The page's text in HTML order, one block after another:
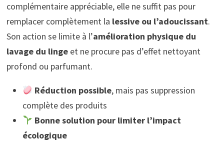
complémentaire appréciable, elle ne suffit pas pour
remplacer complètement la lessive ou l’adoucissant.
Son action se limite à l’amélioration physique du
lavage du lingeet ne procure pas d’effet nettoyant
profond ou parfumant.
Réduction possible, mais pas suppression
complète des produits
Bonne solution pour limiter l’impact
écologique